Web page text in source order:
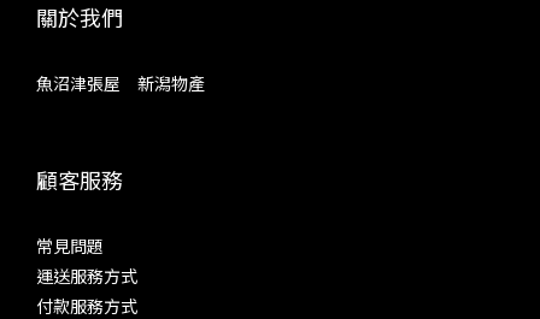
關於我們
魚沼津張屋 新潟物產
顧客服務
常見問題
運送服務方式
付款服務方式